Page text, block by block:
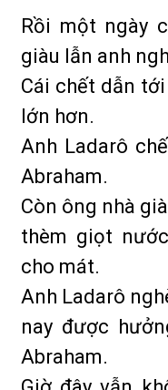
Rồi một ngày
giàu lẫn anh
Cái chết dẫn
lớn hơn.
Anh Ladarô
Abraham.
Còn ông nhà
thèm giọt
cho mát.
Anh Ladarô
nay được
Abraham.